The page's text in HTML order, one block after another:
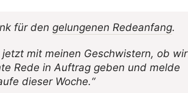
für den gelun­genen Rede­an­fang.
mit meinen Geschwis­tern, ob wir
Rede in Auftrag geben und melde
dieser Woche.“